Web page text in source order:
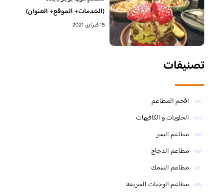
(الخدمات+ الموقع+ العنوان)
15 فبراير، 2021
تصنيفات
افخم المطاعم
الحلويات و الكافيهات ‎
مطاعم البحر
مطاعم الدجاج
مطاعم السمك
مطاعم الوجبات السريعه